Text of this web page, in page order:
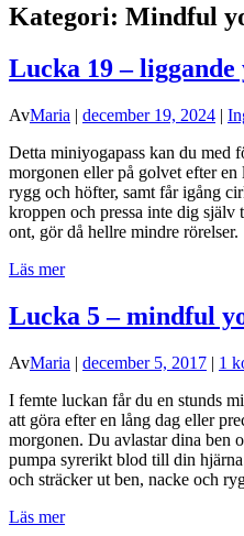
Kategori: Mindful
Lucka 19 – liggande
AvMaria | december 19, 2024 |
Detta miniyogapass kan du med
morgonen eller på golvet efter
rygg och höfter, samt får igång
kroppen och pressa inte dig själv
ont, gör då hellre mindre rörelser.
Läs mer
Lucka 5 – mindful
AvMaria | december 5, 2017 | 1
I femte luckan får du en stunds
att göra efter en lång dag eller
morgonen. Du avlastar dina ben
pumpa syrerikt blod till din
och sträcker ut ben, nacke och
Läs mer